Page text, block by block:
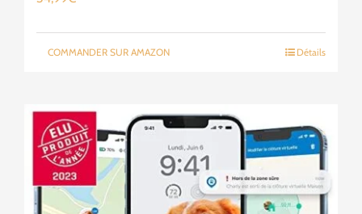
COMMANDER SUR AMAZON Détails